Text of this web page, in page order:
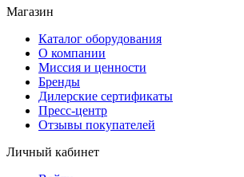
Магазин
Каталог оборудования
О компании
Миссия и ценности
Бренды
Дилерские сертификаты
Пресс-центр
Отзывы покупателей
Личный кабинет